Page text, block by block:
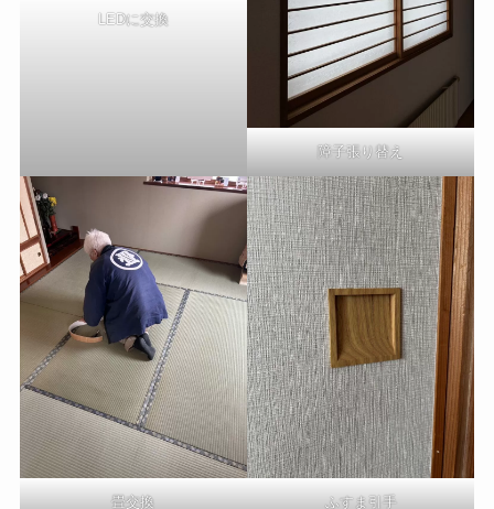
LEDに交換
障子張り替え
畳交換 ふすま引手